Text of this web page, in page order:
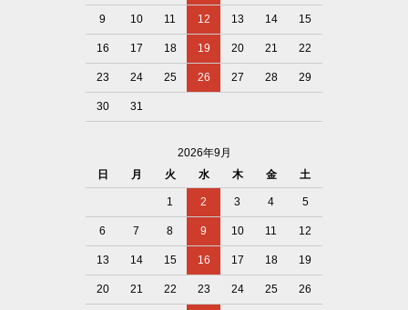
9 10 11 12 13 14 15
16 17 18 19 20 21 22
23 24 25 26 27 28 29
30 31
2026年9月
日
月 火 水 木 金 土
1 2 3 4 5
6 7 8 9 10 11 12
13 14 15 16 17 18 19
20 21 22 23 24 25 26